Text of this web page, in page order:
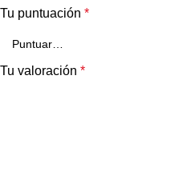
Tu puntuación *
Tu valoración *